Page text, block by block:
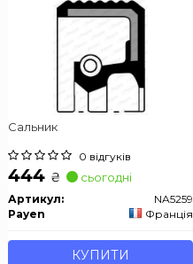
Сальник
0 відгуків
444 ₴ сьогодні
Артикул:
NA5259
Payen
Франція
КУПИТИ